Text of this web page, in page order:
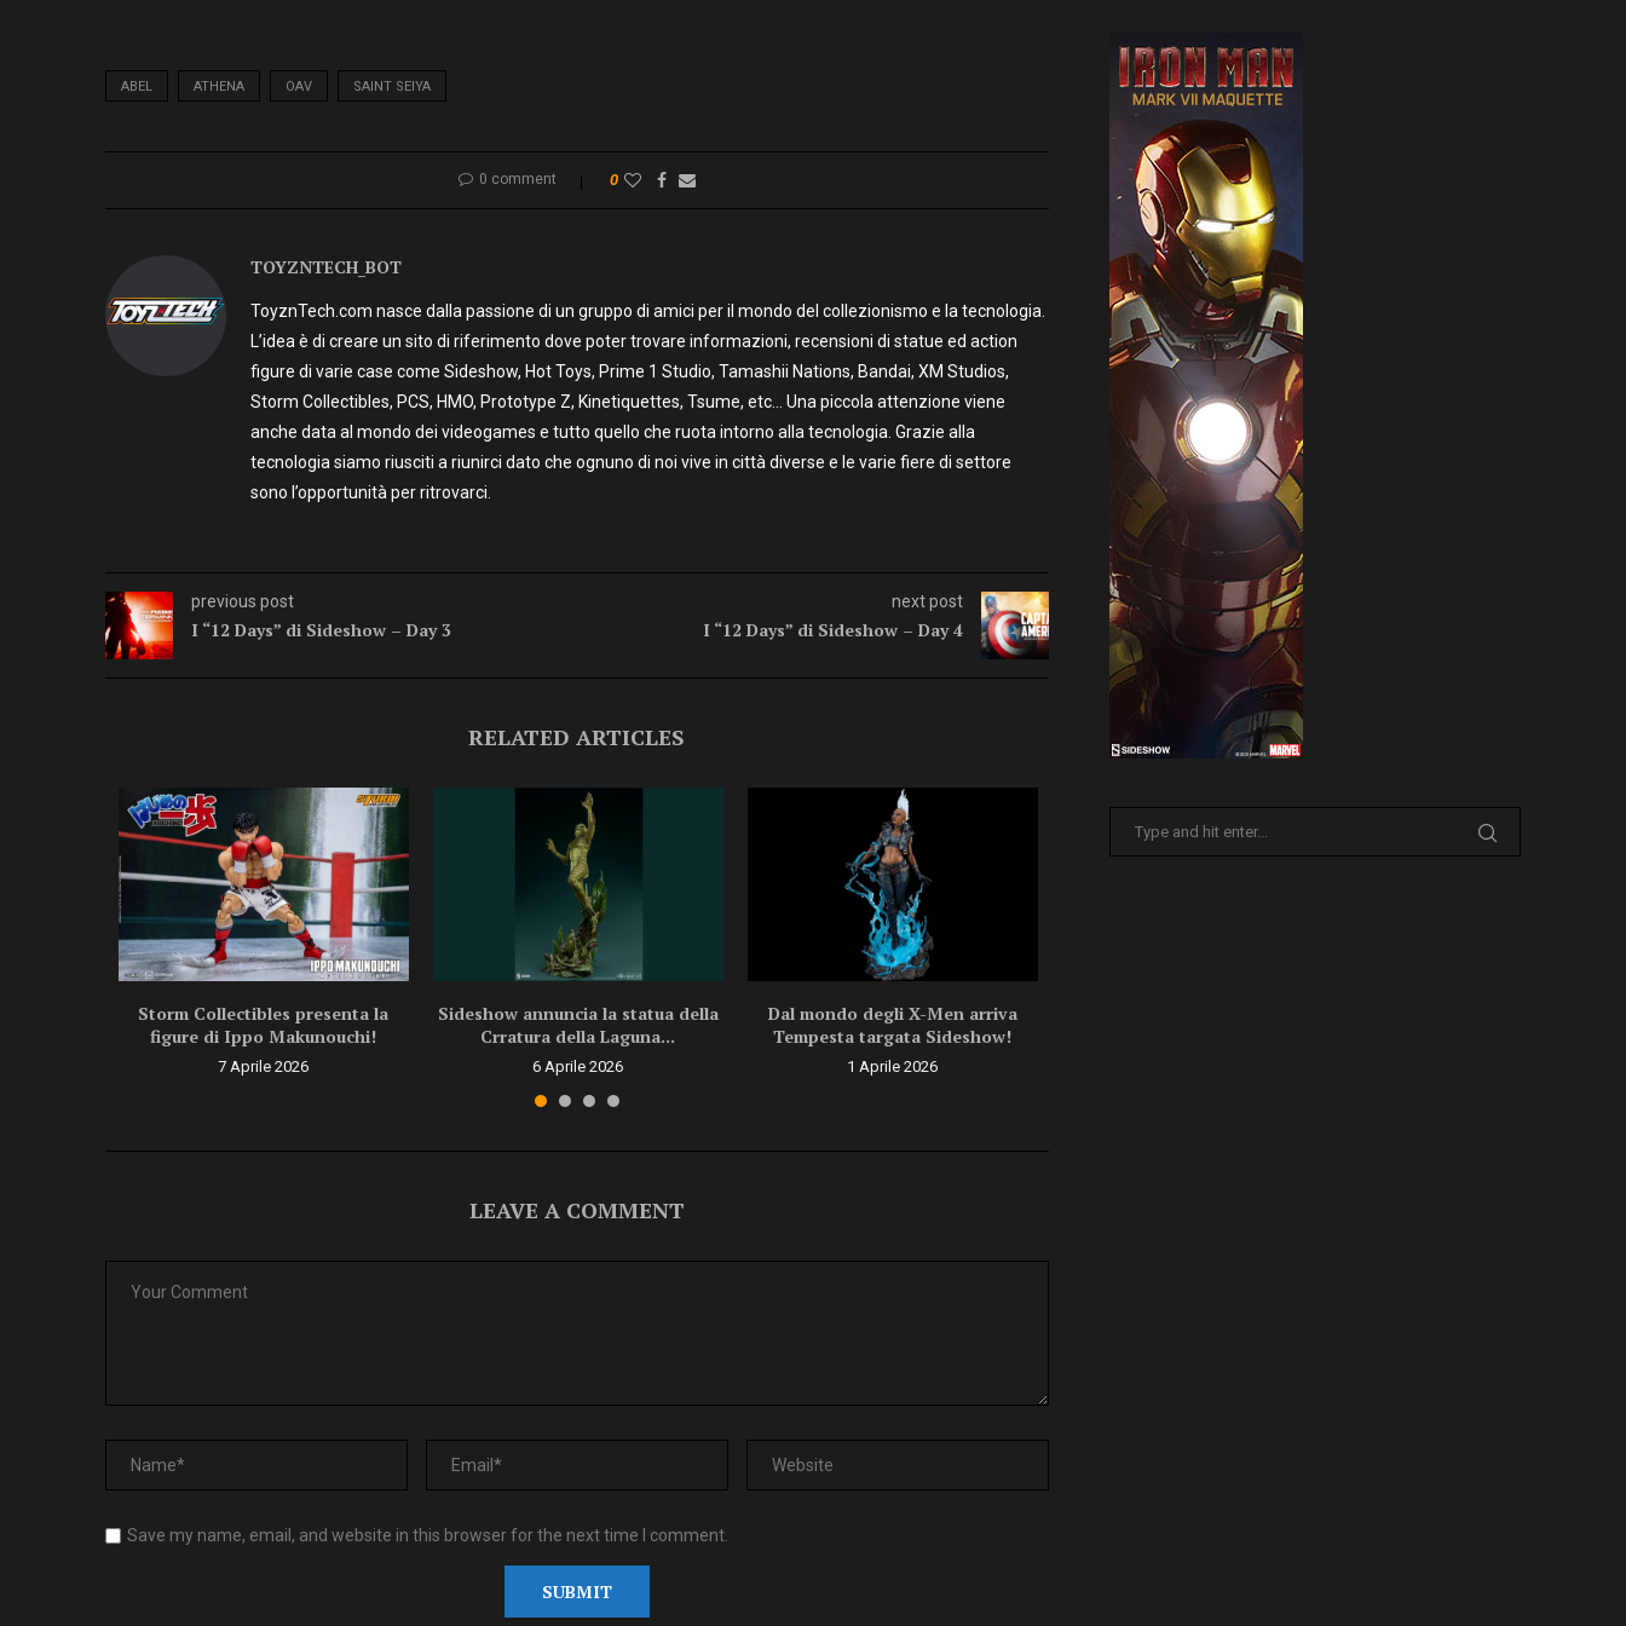
ABEL ATHENA OAV SAINT SEIYA
0 comment 0
TOYZNTECH_BOT
ToyznTech.com nasce dalla passione di un gruppo di amici per il mondo del collezionismo e la tecnologia.
L’idea è di creare un sito di riferimento dove poter trovare informazioni, recensioni di statue ed action
figure di varie case come Sideshow, Hot Toys, Prime 1 Studio, Tamashii Nations, Bandai, XM Studios,
Storm Collectibles, PCS, HMO, Prototype Z, Kinetiquettes, Tsume, etc… Una piccola attenzione viene
anche data al mondo dei videogames e tutto quello che ruota intorno alla tecnologia. Grazie alla
tecnologia siamo riusciti a riunirci dato che ognuno di noi vive in città diverse e le varie fiere di settore
sono l’opportunità per ritrovarci.
previous post
I “12 Days” di Sideshow – Day 3
next post
I “12 Days” di Sideshow – Day 4
RELATED ARTICLES
Storm Collectibles presenta la
figure di Ippo Makunouchi!
7 Aprile 2026
Sideshow annuncia la statua della
Crratura della Laguna...
6 Aprile 2026
Dal mondo degli X-Men arriva
Tempesta targata Sideshow!
1 Aprile 2026
LEAVE A COMMENT
Save my name, email, and website in this browser for the next time I comment.